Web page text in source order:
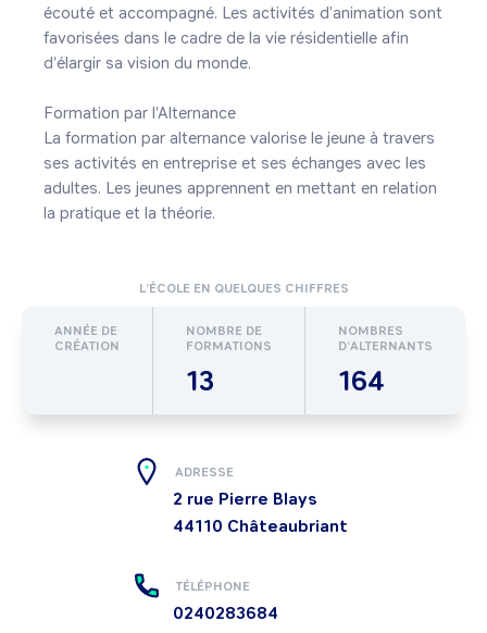
écouté et accompagné. Les activités d’animation sont
favorisées dans le cadre de la vie résidentielle afin
d'élargir sa vision du monde.
Formation par l'Alternance
La formation par alternance valorise le jeune à travers
ses activités en entreprise et ses échanges avec les
adultes. Les jeunes apprennent en mettant en relation
la pratique et la théorie.
L’ÉCOLE EN QUELQUES CHIFFRES
ANNÉE DE
CRÉATION
NOMBRE DE
FORMATIONS
13
NOMBRES
D’ALTERNANTS
164
ADRESSE
2 rue Pierre Blays
44110 Châteaubriant
TÉLÉPHONE
0240283684